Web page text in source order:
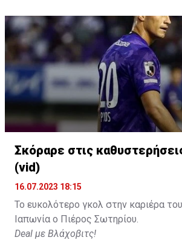
Η δημοσίευση κοινοποιήθηκε από το
Σκόραρε στις
(vid)
16.07.2023 18:15
Το ευκολότερο γκολ στην καριέρα
Ιαπωνία ο Πιέρος Σωτηρίου.
Deal με Βλάχοβιτς!